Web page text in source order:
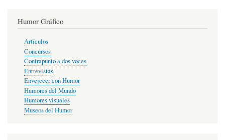
Humor Gráfico
Artículos
Concursos
Contrapunto a dos voces
Entrevistas
Envejecer con Humor
Humores del Mundo
Humores visuales
Museos del Humor